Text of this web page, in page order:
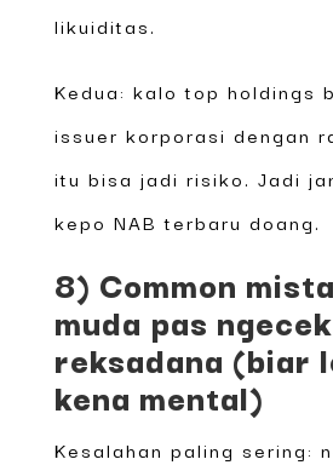
likuiditas.
Kedua: kalo top holdings
issuer korporasi dengan
itu bisa jadi risiko. Jadi
kepo NAB terbaru doang.
8) Common
muda pas ngecek
reksadana (biar
kena mental)
Kesalahan paling sering: